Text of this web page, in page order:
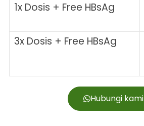
1x Dosis + Free HBsAg
3x Dosis + Free HBsAg
Hubungi kami